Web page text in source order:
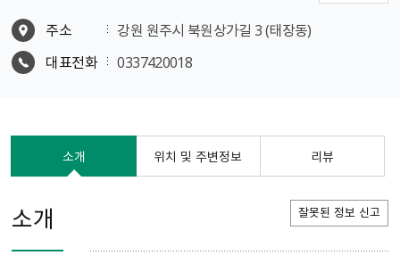
주소
강원 원주시 북원상가길 3 (태장동)
대표전화
0337420018
소개 위치 및 주변정보 리뷰
소개 잘못된 정보 신고